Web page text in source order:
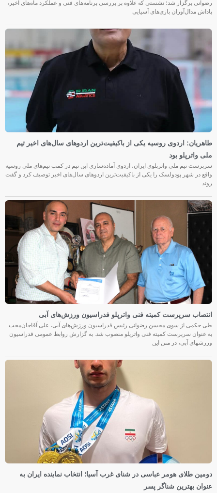
رضوانی برگزار شد؛ نشستی که علاوه بر بررسی برنامه‌های فنی و عملکرد ماه‌های اخیر،
پاداش مدال‌آوران بازی‌های آسیایی
طاهریان: اردوی روسیه یکی از باکیفیت‌ترین اردوهای سال‌های اخیر تیم
ملی واترپلو بود
سرپرست تیم ملی واترپلوی ایران، اردوی آماده‌سازی این تیم در کمپ تیم‌های ملی روسیه
واقع در شهر پودولسک را یکی از باکیفیت‌ترین اردوهای سال‌های اخیر توصیف کرد و گفت
روند
انتصاب سرپرست کمیته فنی واترپلو فدراسیون ورزش‌های آبی
طی حکمی از سوی محسن رضوانی رئیس فدراسیون ورزش‌های آبی، علی آقاجان‌محب
به عنوان سرپرست کمیته فنی واترپلو منصوب شد. به گزارش روابط عمومی فدراسیون
ورزشهای آبی، در متن این
دومین طلای هومر عباسی در شنای غرب آسیا؛ انتخاب نماینده ایران به
عنوان بهترین شناگر پسر